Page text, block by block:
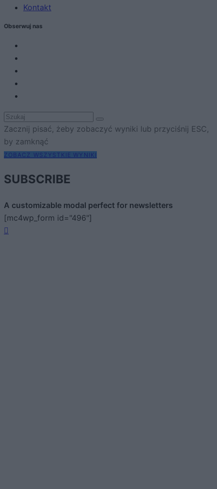
Kontakt
Obserwuj nas
Zacznij pisać, żeby zobaczyć wyniki lub przyciśnij ESC,
by zamknąć
ZOBACZ WSZYSTKIE WYNIKI
SUBSCRIBE
A customizable modal perfect for newsletters
[mc4wp_form id="496"]